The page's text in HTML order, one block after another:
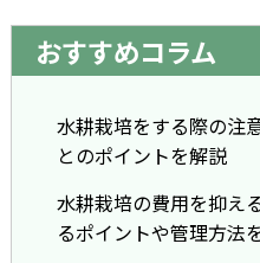
おすすめコラム
水耕栽培をする際の注
とのポイントを解説
水耕栽培の費用を抑え
るポイントや管理方法